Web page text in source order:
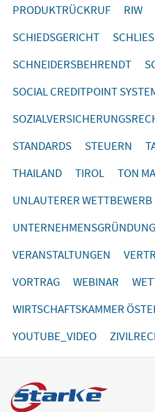
PRODUKTRÜCKRUF
RIW
SCHIEDSGERICHT
SCHNEIDERSBEHRENDT
SOCIAL CREDITPOINT
STANDARDS
STEUERN
THAILAND
TIROL
TON
UNLAUTERER WETTBEWERB
UNTERNEHMENSGRÜNDUNG
VERANSTALTUNGEN
VORTRAG
WEBINAR
WIRTSCHAFTSKAMMER
YOUTUBE_VIDEO